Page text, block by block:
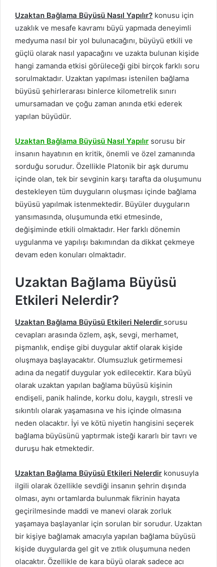
Uzaktan Bağlama Büyüsü Nasıl Yapılır? konusu için
uzaklık ve mesafe kavramı büyü yapmada deneyimli
medyuma nasıl bir yol bulunacağını, büyüyü etkili ve
güçlü olarak nasıl yapacağını ve uzakta bulunan kişide
hangi zamanda etkisi görüleceği gibi birçok farklı soru
sorulmaktadır. Uzaktan yapılması istenilen bağlama
büyüsü şehirlerarası binlerce kilometrelik sınırı
umursamadan ve çoğu zaman anında etki ederek
yapılan büyüdür.
Uzaktan Bağlama Büyüsü Nasıl Yapılır sorusu bir
insanın hayatının en kritik, önemli ve özel zamanında
sorduğu sorudur. Özellikle Platonik bir aşk durumu
içinde olan, tek bir sevginin karşı tarafta da oluşumunu
destekleyen tüm duyguların oluşması içinde bağlama
büyüsü yapılmak istenmektedir. Büyüler duyguların
yansımasında, oluşumunda etki etmesinde,
değişiminde etkili olmaktadır. Her farklı dönemin
uygulanma ve yapılışı bakımından da dikkat çekmeye
devam eden konuları olmaktadır.
Uzaktan Bağlama Büyüsü
Etkileri Nelerdir?
Uzaktan Bağlama Büyüsü Etkileri Nelerdir sorusu
cevapları arasında özlem, aşk, sevgi, merhamet,
pişmanlık, endişe gibi duygular aktif olarak kişide
oluşmaya başlayacaktır. Olumsuzluk getirmemesi
adına da negatif duygular yok edilecektir. Kara büyü
olarak uzaktan yapılan bağlama büyüsü kişinin
endişeli, panik halinde, korku dolu, kaygılı, stresli ve
sıkıntılı olarak yaşamasına ve his içinde olmasına
neden olacaktır. İyi ve kötü niyetin hangisini seçerek
bağlama büyüsünü yaptırmak isteği kararlı bir tavrı ve
duruşu hak etmektedir.
Uzaktan Bağlama Büyüsü Etkileri Nelerdir konusuyla
ilgili olarak özellikle sevdiği insanın şehrin dışında
olması, aynı ortamlarda bulunmak fikrinin hayata
geçirilmesinde maddi ve manevi olarak zorluk
yaşamaya başlayanlar için sorulan bir sorudur. Uzaktan
bir kişiye bağlamak amacıyla yapılan bağlama büyüsü
kişide duygularda gel git ve zıtlık oluşumuna neden
olacaktır. Özellikle de kara büyü olarak sadece acı